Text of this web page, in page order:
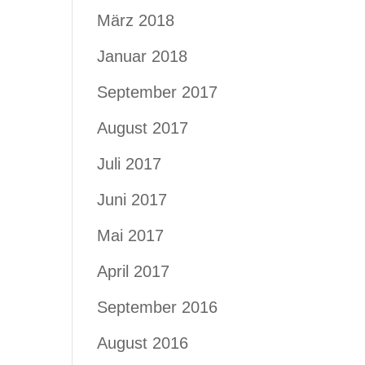
März 2018
Januar 2018
September 2017
August 2017
Juli 2017
Juni 2017
Mai 2017
April 2017
September 2016
August 2016